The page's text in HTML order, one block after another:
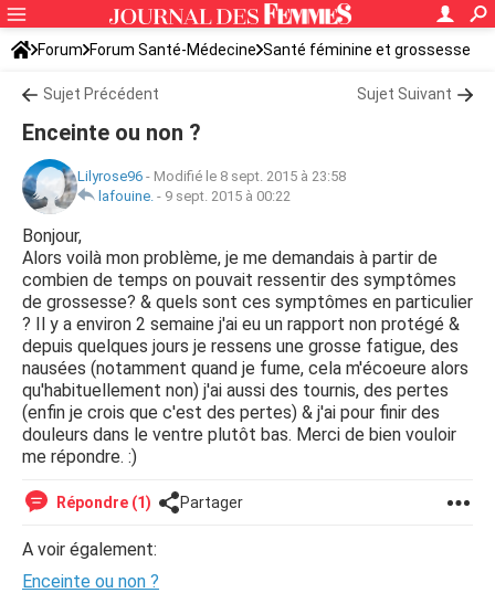
Forum Forum Santé-Médecine Santé féminine et grossesse
Sujet Précédent Sujet Suivant
Enceinte ou non ?
Lilyrose96 - Modifié le 8 sept. 2015 à 23:58
lafouine. - 9 sept. 2015 à 00:22
Bonjour,
Alors voilà mon problème, je me demandais à partir de
combien de temps on pouvait ressentir des symptômes
de grossesse? & quels sont ces symptômes en particulier
? Il y a environ 2 semaine j'ai eu un rapport non protégé &
depuis quelques jours je ressens une grosse fatigue, des
nausées (notamment quand je fume, cela m'écoeure alors
qu'habituellement non) j'ai aussi des tournis, des pertes
(enfin je crois que c'est des pertes) & j'ai pour finir des
douleurs dans le ventre plutôt bas. Merci de bien vouloir
me répondre. :)
Répondre (1) Partager
A voir également:
Enceinte ou non ?